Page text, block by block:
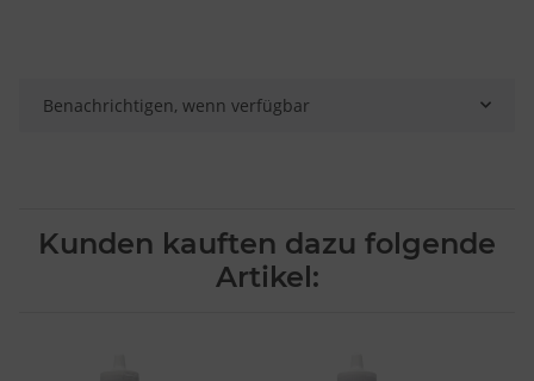
Benachrichtigen, wenn verfügbar
Kunden kauften dazu folgende
Artikel: